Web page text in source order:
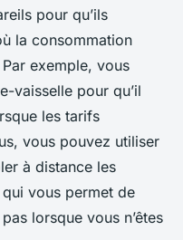
pour qu’ils
la consommation
exemple, vous
vaisselle pour qu’il
les tarifs
vous pouvez utiliser
à distance les
vous permet de
lorsque vous n’êtes